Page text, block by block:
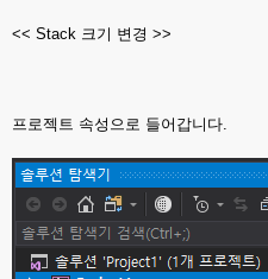
<< Stack 크기 변경 >>
프로젝트 속성으로 들어갑니다.